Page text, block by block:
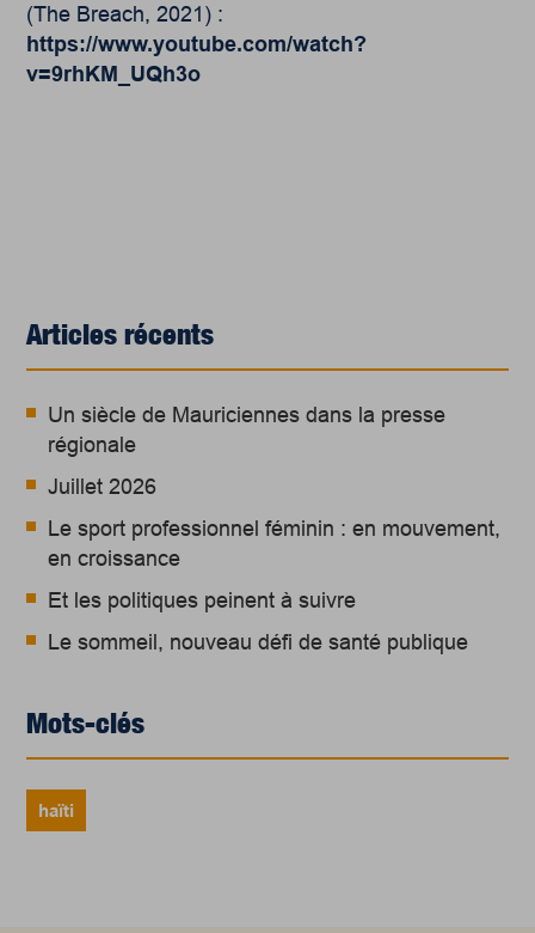
(The Breach, 2021) :
https://www.youtube.com/watch?
v=9rhKM_UQh3o
Articles récents
Un siècle de Mauriciennes dans la presse
régionale
Juillet 2026
Le sport professionnel féminin : en mouvement,
en croissance
Et les politiques peinent à suivre
Le sommeil, nouveau défi de santé publique
Mots-clés
haïti